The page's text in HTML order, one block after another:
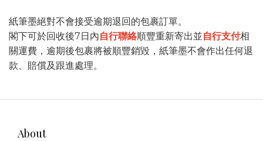
紙筆墨絕對不會接受逾期退回的包裹訂單。
閣下可於回收後7日內自行聯絡順豐重新寄出並自行支付相
關運費，逾期後包裹將被順豐銷毀，紙筆墨不會作出任何退
款、賠償及跟進處理。
About